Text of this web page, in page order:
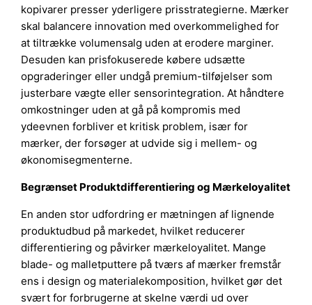
kopivarer presser yderligere prisstrategierne. Mærker
skal balancere innovation med overkommelighed for
at tiltrække volumensalg uden at erodere marginer.
Desuden kan prisfokuserede købere udsætte
opgraderinger eller undgå premium-tilføjelser som
justerbare vægte eller sensorintegration. At håndtere
omkostninger uden at gå på kompromis med
ydeevnen forbliver et kritisk problem, især for
mærker, der forsøger at udvide sig i mellem- og
økonomisegmenterne.
Begrænset Produktdifferentiering og Mærkeloyalitet
En anden stor udfordring er mætningen af lignende
produktudbud på markedet, hvilket reducerer
differentiering og påvirker mærkeloyalitet. Mange
blade- og malletputtere på tværs af mærker fremstår
ens i design og materialekomposition, hvilket gør det
svært for forbrugerne at skelne værdi ud over